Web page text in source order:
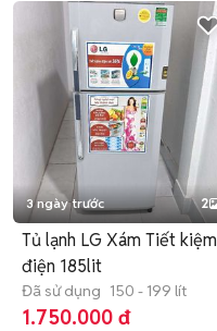
3 ngày trước 2
Tủ lạnh LG Xám Tiết kiệm
điện 185lit
Đã sử dụng 150 - 199 lít
1.750.000 đ